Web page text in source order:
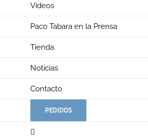
Vídeos
Paco Tabara en la Prensa
Tienda
Noticias
Contacto
PEDIDOS